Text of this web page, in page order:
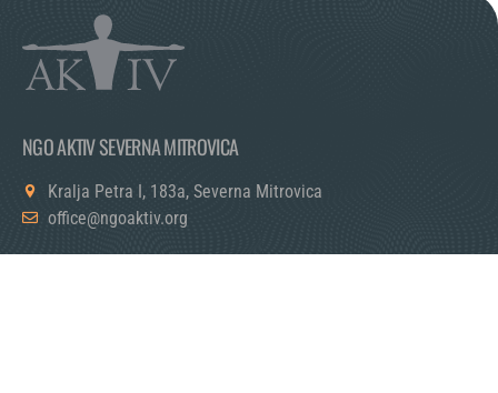
NGO AKTIV SEVERNA MITROVICA
Kralja Petra I, 183a, Severna Mitrovica
office@ngoaktiv.org